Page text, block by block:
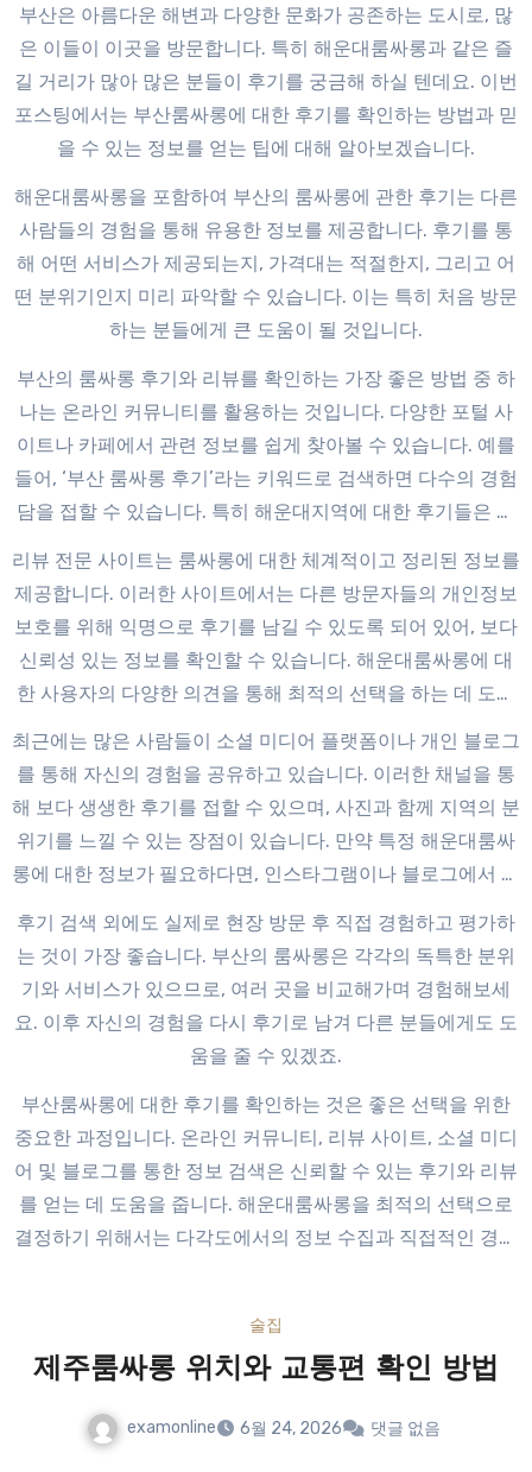
부산은 아름다운 해변과 다양한 문화가 공존하는 도시로, 많
은 이들이 이곳을 방문합니다. 특히 해운대룸싸롱과 같은 즐
길 거리가 많아 많은 분들이 후기를 궁금해 하실 텐데요. 이번
포스팅에서는 부산룸싸롱에 대한 후기를 확인하는 방법과 믿
을 수 있는 정보를 얻는 팁에 대해 알아보겠습니다.
해운대룸싸롱을 포함하여 부산의 룸싸롱에 관한 후기는 다른
사람들의 경험을 통해 유용한 정보를 제공합니다. 후기를 통
해 어떤 서비스가 제공되는지, 가격대는 적절한지, 그리고 어
떤 분위기인지 미리 파악할 수 있습니다. 이는 특히 처음 방문
하는 분들에게 큰 도움이 될 것입니다.
부산의 룸싸롱 후기와 리뷰를 확인하는 가장 좋은 방법 중 하
나는 온라인 커뮤니티를 활용하는 것입니다. 다양한 포털 사
이트나 카페에서 관련 정보를 쉽게 찾아볼 수 있습니다. 예를
들어, ‘부산 룸싸롱 후기’라는 키워드로 검색하면 다수의 경험
담을 접할 수 있습니다. 특히 해운대지역에 대한 후기들은 더
리뷰 전문 사이트는 룸싸롱에 대한 체계적이고 정리된 정보를
제공합니다. 이러한 사이트에서는 다른 방문자들의 개인정보
보호를 위해 익명으로 후기를 남길 수 있도록 되어 있어, 보다
신뢰성 있는 정보를 확인할 수 있습니다. 해운대룸싸롱에 대
한 사용자의 다양한 의견을 통해 최적의 선택을 하는 데 도움
최근에는 많은 사람들이 소셜 미디어 플랫폼이나 개인 블로그
를 통해 자신의 경험을 공유하고 있습니다. 이러한 채널을 통
해 보다 생생한 후기를 접할 수 있으며, 사진과 함께 지역의 분
위기를 느낄 수 있는 장점이 있습니다. 만약 특정 해운대룸싸
롱에 대한 정보가 필요하다면, 인스타그램이나 블로그에서 해
후기 검색 외에도 실제로 현장 방문 후 직접 경험하고 평가하
는 것이 가장 좋습니다. 부산의 룸싸롱은 각각의 독특한 분위
기와 서비스가 있으므로, 여러 곳을 비교해가며 경험해보세
요. 이후 자신의 경험을 다시 후기로 남겨 다른 분들에게도 도
움을 줄 수 있겠죠.
부산룸싸롱에 대한 후기를 확인하는 것은 좋은 선택을 위한
중요한 과정입니다. 온라인 커뮤니티, 리뷰 사이트, 소셜 미디
어 및 블로그를 통한 정보 검색은 신뢰할 수 있는 후기와 리뷰
를 얻는 데 도움을 줍니다. 해운대룸싸롱을 최적의 선택으로
결정하기 위해서는 다각도에서의 정보 수집과 직접적인 경험
술집
제주룸싸롱 위치와 교통편 확인 방법
examonline 6월 24, 2026 댓글 없음